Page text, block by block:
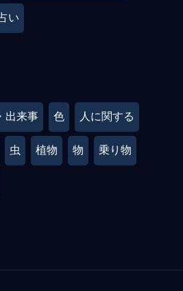
い
出来事 色 人に関する
虫 植物 物 乗り物